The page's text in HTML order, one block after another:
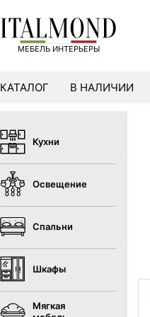
МЕБЕЛЬ ИНТЕРЬЕРЫ
КАТАЛОГ В НАЛИЧИИ
Кухни
Освещение
Спальни
Шкафы
Мягкая